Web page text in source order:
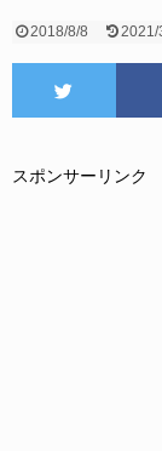
2018/8/8 2021/
スポンサーリンク